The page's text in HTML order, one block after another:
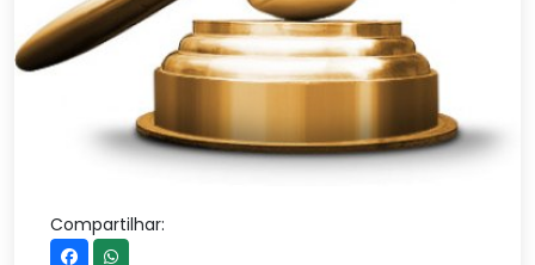
Compartilhar: